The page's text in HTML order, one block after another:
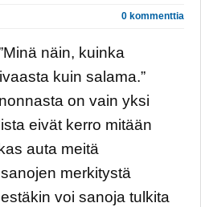
0 kommenttia
näin, kuinka
kuin salama.”
on vain yksi
eivät kerro mitään
auta meitä
merkitystä
voi sanoja tulkita